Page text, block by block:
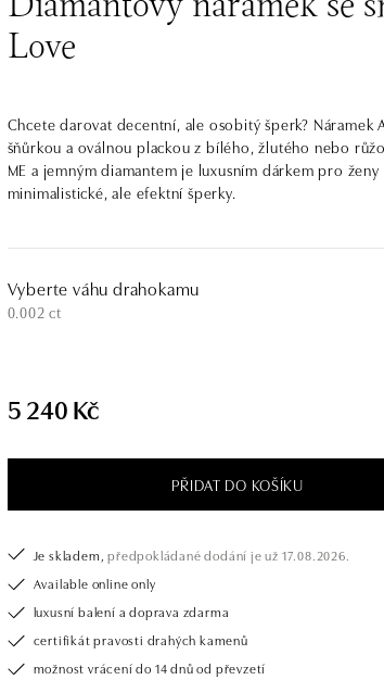
Diamantový náramek se
Love
Chcete darovat decentní, ale osobitý šperk? Náramek
šňůrkou a oválnou plackou z bílého, žlutého nebo
ME a jemným diamantem je luxusním dárkem pro
minimalistické, ale efektní šperky.
Vyberte váhu drahokamu
0.002 ct
5 240 Kč
PŘIDAT DO KOŠÍKU
Je skladem, předpokládané dodání je už 17.08.2026.
Available online only
luxusní balení a doprava zdarma
certifikát pravosti drahých kamenů
možnost vrácení do 14 dnů od převzetí